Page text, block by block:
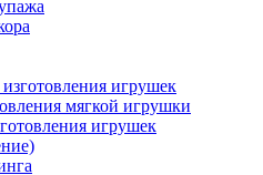
игрушек
мягкой игрушки
игрушек